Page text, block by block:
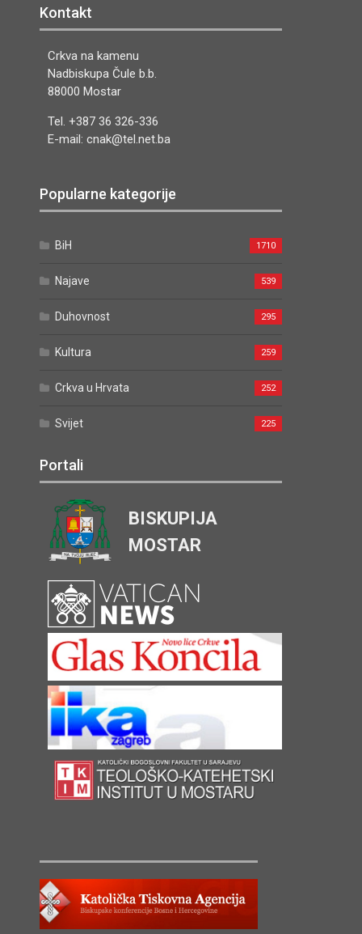
Kontakt
Crkva na kamenu
Nadbiskupa Čule b.b.
88000 Mostar
Tel. +387 36 326-336
E-mail: cnak@tel.net.ba
Popularne kategorije
BiH 1710
Najave 539
Duhovnost 295
Kultura 259
Crkva u Hrvata 252
Svijet 225
Portali
BISKUPIJA
MOSTAR